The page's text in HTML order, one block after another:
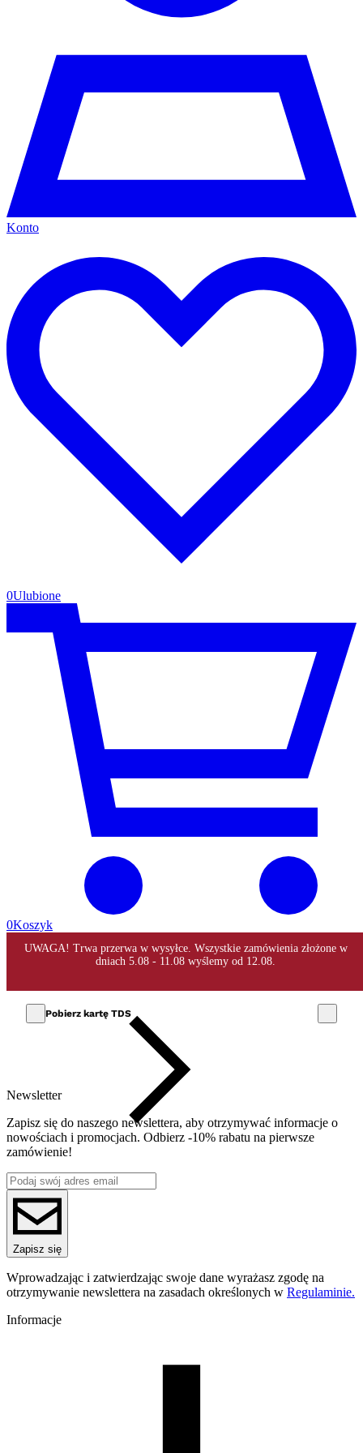
Konto
0Ulubione
0Koszyk
Pobierz kartę TDS
Newsletter
Zapisz się do naszego newslettera, aby otrzymywać informacje o
nowościach i promocjach. Odbierz -10% rabatu na pierwsze
zamówienie!
Zapisz się
Wprowadzając i zatwierdzając swoje dane wyrażasz zgodę na
otrzymywanie newslettera na zasadach określonych w Regulaminie.
Informacje